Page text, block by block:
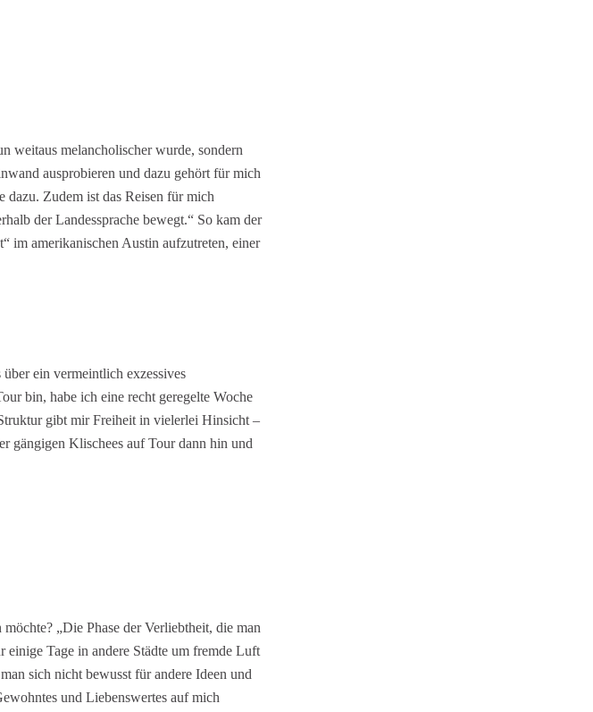
weitaus melancholischer wurde, sondern
ausprobieren und dazu gehört für mich
dazu. Zudem ist das Reisen für mich
der Landessprache bewegt.“ So kam der
im amerikanischen Austin aufzutreten, einer
ein vermeintlich exzessives
bin, habe ich eine recht geregelte Woche
gibt mir Freiheit in vielerlei Hinsicht –
gängigen Klischees auf Tour dann hin und
„Die Phase der Verliebtheit, die man
Tage in andere Städte um fremde Luft
sich nicht bewusst für andere Ideen und
und Liebenswertes auf mich